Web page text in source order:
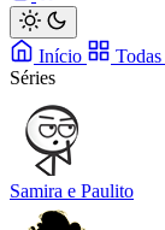
Início
Séries
Samira e Paulito